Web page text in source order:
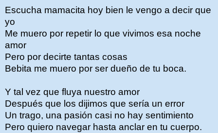
Escucha mamacita hoy bien le vengo a decir que
yo
Me muero por repetir lo que vivimos esa noche
amor
Pero por decirte tantas cosas
Bebita me muero por ser dueño de tu boca.
Y tal vez que fluya nuestro amor
Después que los dijimos que sería un error
Un trago, una pasión casi no hay sentimiento
Pero quiero navegar hasta anclar en tu cuerpo.